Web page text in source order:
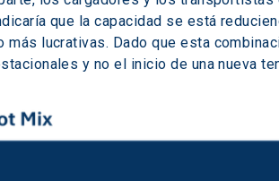
que la capacidad se está
lucrativas. Dado que esta
y no el inicio de una nueva